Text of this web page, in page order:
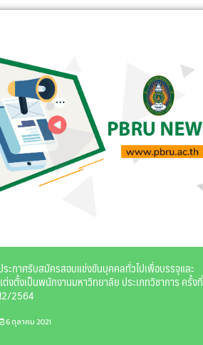
ระกาศรับสมัครสอบแข่งขันบุคคลทั่วไปเพื่อบรรจุและ
ต่งตั้งเป็นพนักงานมหาวิทยาลัย ประเภทวิชาการ ครั้งที่
2564
6 ตุลาคม 2021